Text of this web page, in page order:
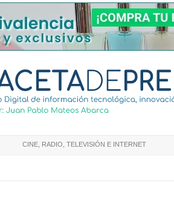
CINE, RADIO, TELEVISIÓN E INTERNET